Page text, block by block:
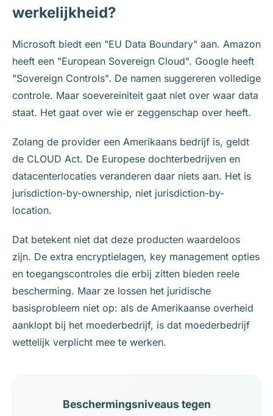
werkelijkheid?
Microsoft biedt een "EU Data Boundary" aan. Amazon
heeft een "European Sovereign Cloud". Google heeft
"Sovereign Controls". De namen suggereren volledige
controle. Maar soevereiniteit gaat niet over waar data
staat. Het gaat over wie er zeggenschap over heeft.
Zolang de provider een Amerikaans bedrijf is, geldt
de CLOUD Act. De Europese dochterbedrijven en
datacenterlocaties veranderen daar niets aan. Het is
jurisdiction-by-ownership, niet jurisdiction-by-
location.
Dat betekent niet dat deze producten waardeloos
zijn. De extra encryptielagen, key management opties
en toegangscontroles die erbij zitten bieden reele
bescherming. Maar ze lossen het juridische
basisprobleem niet op: als de Amerikaanse overheid
aanklopt bij het moederbedrijf, is dat moederbedrijf
wettelijk verplicht mee te werken.
Beschermingsniveaus tegen